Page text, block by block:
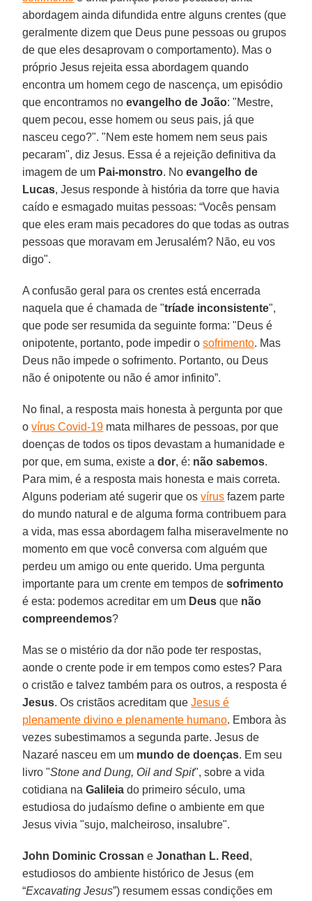
abordagem ainda difundida entre alguns crentes (que
geralmente dizem que Deus pune pessoas ou grupos
de que eles desaprovam o comportamento). Mas o
próprio Jesus rejeita essa abordagem quando
encontra um homem cego de nascença, um episódio
que encontramos noevangelho de João: "Mestre,
quem pecou, esse homem ou seus pais, já que
nasceu cego?". "Nem este homem nem seus pais
pecaram", diz Jesus. Essa é a rejeição definitiva da
imagem de um Pai-monstro. Noevangelho de
Lucas, Jesus responde à história da torre que havia
caído e esmagado muitas pessoas: “Vocês pensam
que eles eram mais pecadores do que todas as outras
pessoas que moravam em Jerusalém? Não, eu vos
digo".
A confusão geral para os crentes está encerrada
naquela que é chamada de "tríade inconsistente",
que pode ser resumida da seguinte forma: "Deus é
onipotente, portanto, pode impedir osofrimento. Mas
Deus não impede o sofrimento. Portanto, ou Deus
não é onipotente ou não é amor infinito”.
No final, a resposta mais honesta à pergunta por que
ovírus Covid-19 mata milhares de pessoas, por que
doenças de todos os tipos devastam a humanidade e
por que, em suma, existe ador, é: não sabemos.
Para mim, é a resposta mais honesta e mais correta.
Alguns poderiam até sugerir que osvírus fazem parte
do mundo natural e de alguma forma contribuem para
a vida, mas essa abordagem falha miseravelmente no
momento em que você conversa com alguém que
perdeu um amigo ou ente querido. Uma pergunta
importante para um crente em tempos desofrimento
é esta: podemos acreditar em um Deus que não
compreendemos?
Mas se o mistério da dor não pode ter respostas,
aonde o crente pode ir em tempos como estes? Para
o cristão e talvez também para os outros, a resposta é
Jesus. Os cristãos acreditam queJesus é
plenamente divino e plenamente humano. Embora às
vezes subestimamos a segunda parte. Jesus de
Nazaré nasceu em um mundo de doenças. Em seu
livro "Stone and Dung, Oil and Spit", sobre a vida
cotidiana naGalileia do primeiro século, uma
estudiosa do judaísmo define o ambiente em que
Jesus vivia "sujo, malcheiroso, insalubre".
John Dominic Crossan eJonathan L. Reed ,
estudiosos do ambiente histórico de Jesus (em
“Excavating Jesus”) resumem essas condições em